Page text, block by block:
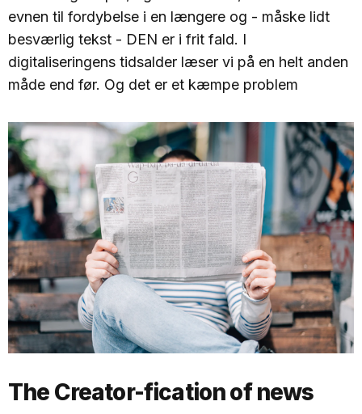
evnen til fordybelse i en længere og - måske lidt
besværlig tekst - DEN er i frit fald. I
digitaliseringens tidsalder læser vi på en helt anden
måde end før. Og det er et kæmpe problem
The Creator-fication of news